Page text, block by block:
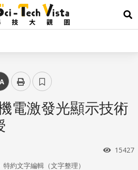
展
電激發光顯示技術
瀏覽次
15427
特約文字編輯（文字整理）